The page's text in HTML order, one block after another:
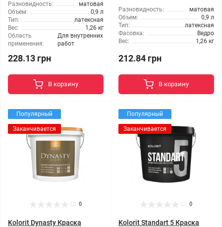
Разновидность:
матовая
Объем:
0,9 л
Тип:
латексная
Вес:
1,26 кг
Область
применения:
Для внутренних
работ
228.13 грн
В корзину
Разновидность:
матовая
Объем:
0,9 л
Тип:
латексная
Фасовка:
Ведро
Вес:
1,26 кг
212.84 грн
В корзину
Популярный
Заканчивается
0
Kolorit Dynasty Краска
Популярный
Заканчивается
0
Kolorit Standart 5 Краска